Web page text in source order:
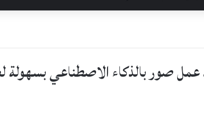
صور بالذكاء الاصطناعي بسهولة